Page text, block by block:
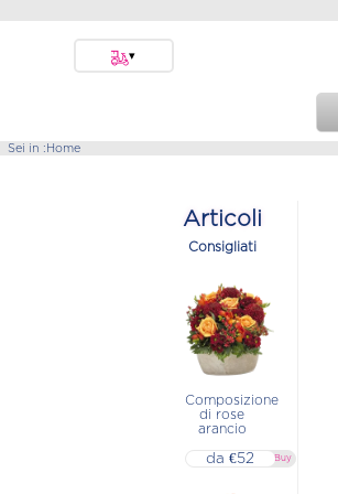
▾
Sei in :Home
Articoli
Consigliati
Composizione
di rose
arancio
▷▷ Buy
da €52